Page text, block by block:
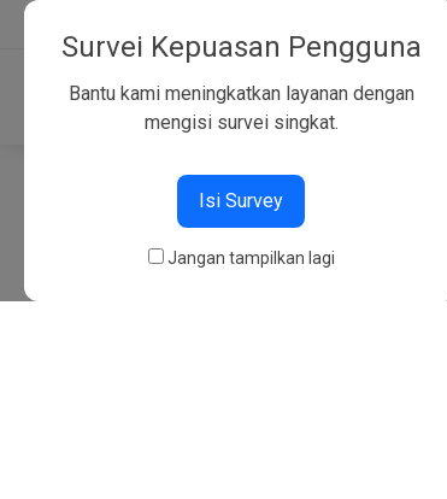
404
Survei Kepuasan Pengguna
Bantu kami meningkatkan layanan dengan
mengisi survei singkat.
Isi Survey
Jangan tampilkan lagi